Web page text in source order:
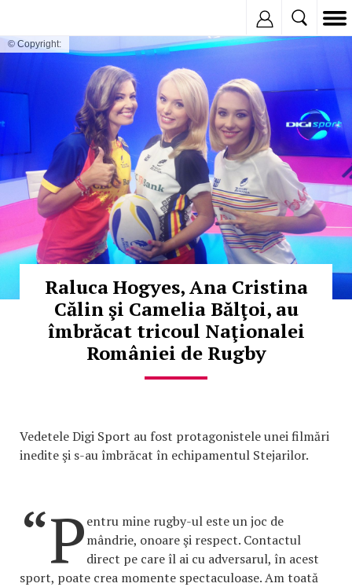
© Copyright:
Raluca Hogyes, Ana Cristina
Călin şi Camelia Bălţoi, au
îmbrăcat tricoul Naţionalei
României de Rugby
Vedetele Digi Sport au fost protagonistele unei filmări
inedite şi s-au îmbrăcat în echipamentul Stejarilor.
“Pentru mine rugby-ul este un joc de
mândrie, onoare şi respect. Contactul
direct pe care îl ai cu adversarul, în acest
sport, poate crea momente spectaculoase. Am toată